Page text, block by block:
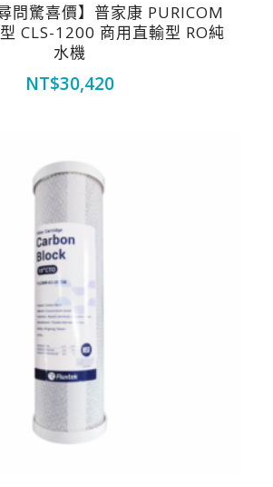
問驚喜價】普家康 PURICOM
CLS-1200 商用直輸型 RO純
水機
NT$30,420